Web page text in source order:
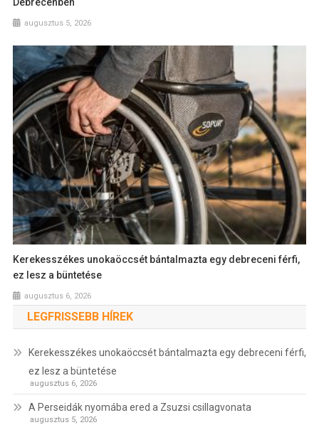
augusztus 5, 2026
Kerekesszékes unokaöccsét bántalmazta egy debreceni férfi,
ez lesz a büntetése
augusztus 6, 2026
LEGFRISSEBB HÍREK
Kerekesszékes unokaöccsét bántalmazta egy debreceni férfi,
ez lesz a büntetése
augusztus 6, 2026
A Perseidák nyomába ered a Zsuzsi csillagvonata
augusztus 5, 2026